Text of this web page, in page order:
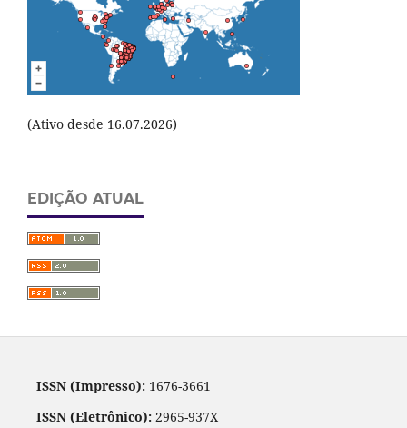
(Ativo desde 16.07.2026)
EDIÇÃO ATUAL
ISSN (Impresso):1676-3661
ISSN (Eletrônico):2965-937X